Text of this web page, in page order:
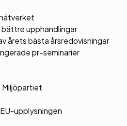
bättre upphandlingar
årets bästa årsredovisningar
pr-seminarier
Miljöpartiet
upplysningen